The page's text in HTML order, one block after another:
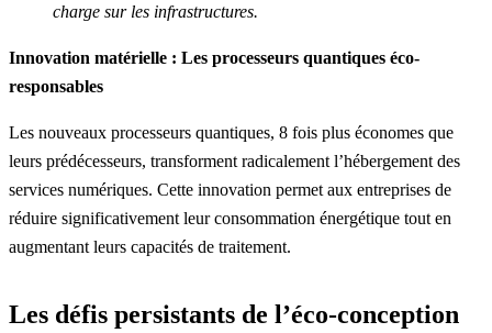
charge sur les infrastructures.
Innovation matérielle : Les processeurs quantiques éco-
responsables
Les nouveaux processeurs quantiques, 8 fois plus économes que
leurs prédécesseurs, transforment radicalement l’hébergement des
services numériques. Cette innovation permet aux entreprises de
réduire significativement leur consommation énergétique tout en
augmentant leurs capacités de traitement.
Les défis persistants de l’éco-conception